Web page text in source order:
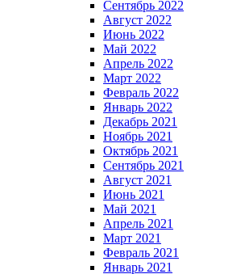
Сентябрь 2022
Август 2022
Июнь 2022
Май 2022
Апрель 2022
Март 2022
Февраль 2022
Январь 2022
Декабрь 2021
Ноябрь 2021
Октябрь 2021
Сентябрь 2021
Август 2021
Июнь 2021
Май 2021
Апрель 2021
Март 2021
Февраль 2021
Январь 2021